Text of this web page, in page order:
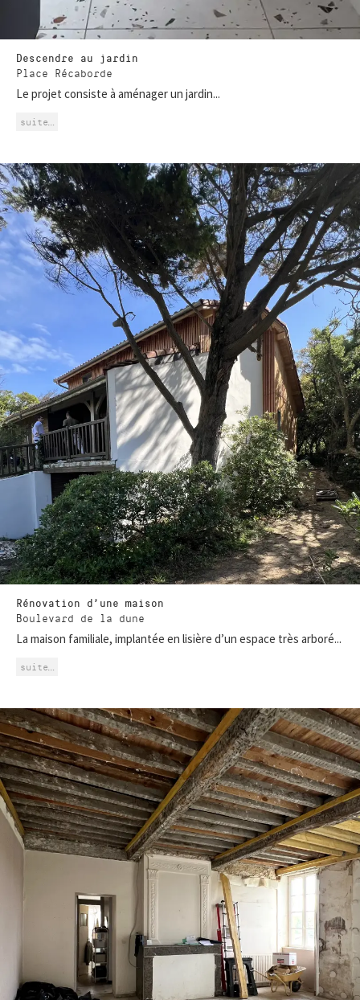
Descendre au jardin
Place Récaborde
Le projet consiste à aménager un jardin...
suite…
Rénovation d’une maison
Boulevard de la dune
La maison familiale, implantée en lisière d’un espace très arboré...
suite…